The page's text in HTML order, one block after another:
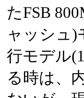
たFSB
ャッシュ)
行モデル
る時は、